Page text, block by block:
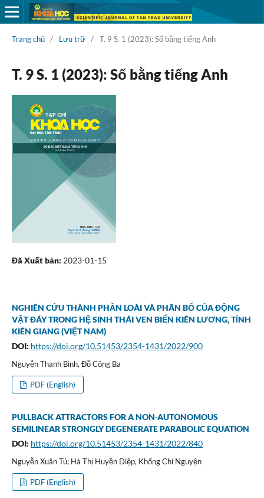
Trang chủ / Lưu trữ / T. 9 S. 1 (2023): Số bằng tiếng Anh
T. 9 S. 1 (2023): Số bằng tiếng Anh
Đã Xuất bản: 2023-01-15
NGHIÊN CỨU THÀNH PHẦN LOÀI VÀ PHÂN BỐ CỦA ĐỘNG
VẬT ĐÁY TRONG HỆ SINH THÁI VEN BIỂN KIÊN LƯƠNG, TỈNH
KIÊN GIANG (VIỆT NAM)
DOI: https://doi.org/10.51453/2354-1431/2022/900
Nguyễn Thanh Bình, Đỗ Công Ba
PDF (English)
PULLBACK ATTRACTORS FOR A NON-AUTONOMOUS
SEMILINEAR STRONGLY DEGENERATE PARABOLIC EQUATION
DOI: https://doi.org/10.51453/2354-1431/2022/840
Nguyễn Xuân Tú; Hà Thị Huyền Diệp, Khổng Chí Nguyện
PDF (English)